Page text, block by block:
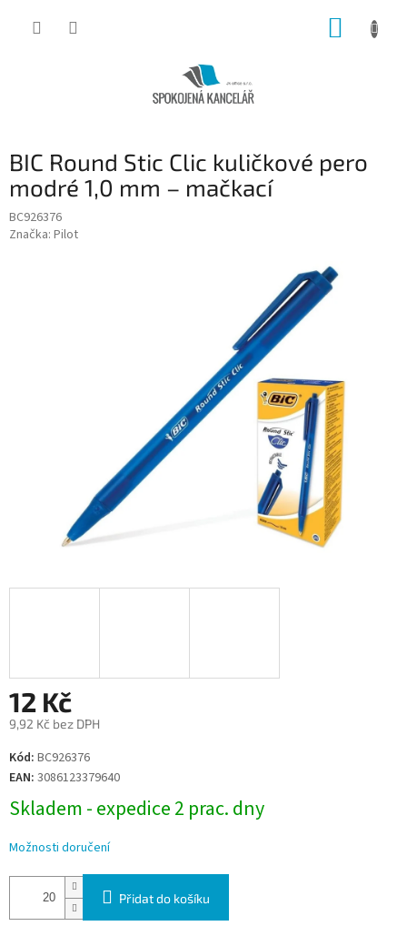
BIC Round Stic Clic kuličkové pero
modré 1,0 mm – mačkací
BC926376
Značka: Pilot
12 Kč
9,92 Kč bez DPH
Měrná
cena:
Kód: BC926376
EAN: 3086123379640
Skladem - expedice 2 prac. dny
Možnosti doručení
Přidat do košíku